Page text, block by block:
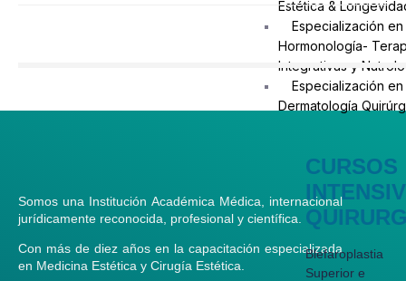
Estética &
Especialización en
Hormonología-
Integrativas y
Especialización en
Dermatología
CURSOS
Blefaroplastia
Superior e
Somos una Institución Académica Médica, internacional
jurídicamente reconocida, profesional y científica.
Con más de diez años en la capacitación especializada
en Medicina Estética y Cirugía Estética.